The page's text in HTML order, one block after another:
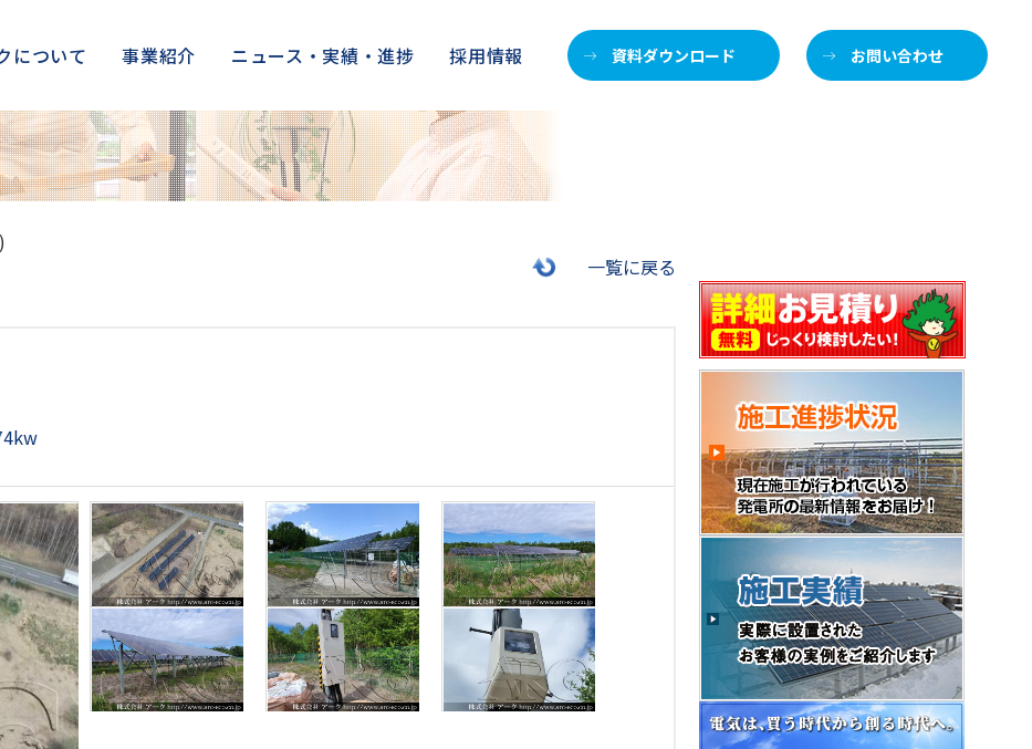
について 事業紹介 ニュース・実績・進捗 採用情報 資料ダウンロード お問い合わせ
一覧に戻る